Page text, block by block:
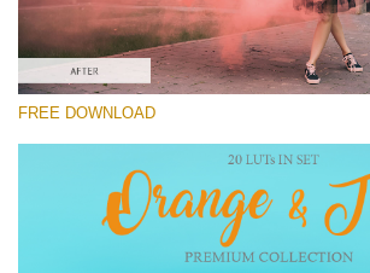
FREE DOWNLOAD